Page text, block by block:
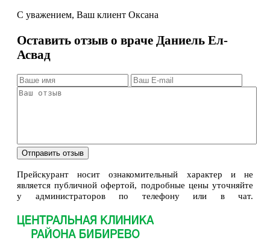
С уважением, Ваш клиент Оксана
Оставить отзыв о враче Даниель Ел-
Асвад
Прейскурант носит ознакомительный характер и не
является публичной офертой, подробные цены уточняйте
у администраторов по телефону или в чат.